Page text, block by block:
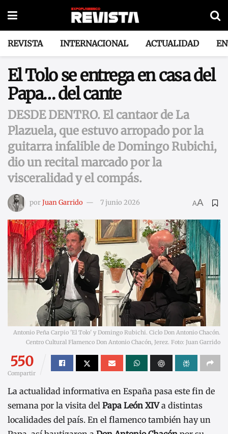
REVISTA INTERNACIONAL ACTUALIDAD
El Tolo se entrega en casa del
Papa… del cante
DESDE DENTRO. El cantaor de La
Plazuela, que estuvo arropado por la
guitarra infalible de Domingo Rubichi,
dio un recital marcado por la
visceralidad y el compás.
porJuan Garrido 7 junio 2026 AA
Antonio Peña Carpio 'El Tolo' y Domingo Rubichi. Ciclo Don Antonio Chacón.
Centro Cultural Flamenco Don Antonio Chacón, Jerez. Foto: Juan Garrido
550
Compartir
La actualidad informativa en España pasa este fin de
semana por la visita del Papa León XIVa distintas
localidades del país. En el flamenco también hay un